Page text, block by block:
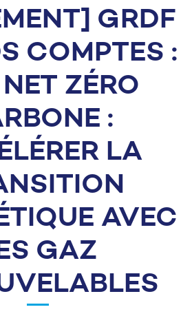
GRDF
COMPTES :
ZÉRO
:
LA
AVEC
GAZ